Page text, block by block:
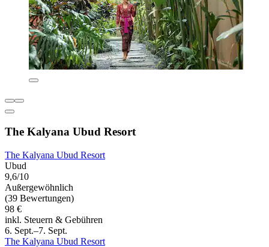
The Kalyana Ubud Resort
The Kalyana Ubud Resort
Ubud
9,6/10
Außergewöhnlich
(39 Bewertungen)
98 €
inkl. Steuern & Gebühren
6. Sept.–7. Sept.
The Kalyana Ubud Resort